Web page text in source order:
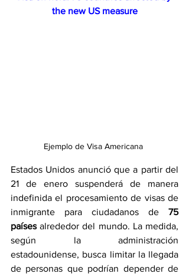
the new US measure
Ejemplo de Visa Americana
Estados Unidos anunció que a partir del
21 de enero suspenderá de manera
indefinida el procesamiento de visas de
inmigrante para ciudadanos de 75
países alrededor del mundo. La medida,
según la administración
estadounidense, busca limitar la llegada
de personas que podrían depender de